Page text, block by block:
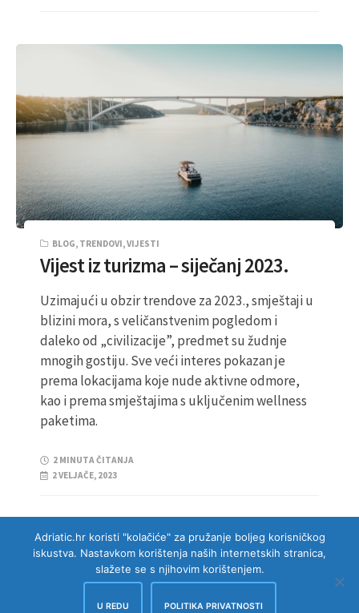
BLOG, TRENDOVI,VIJESTI
Vijest iz turizma – siječanj 2023.
Uzimajući u obzir trendove za 2023., smještaji u
blizini mora, s veličanstvenim pogledom i
daleko od „civilizacije”, predmet su žudnje
mnogih gostiju. Sve veći interes pokazan je
prema lokacijama koje nude aktivne odmore,
kao i prema smještajima s uključenim wellness
paketima.
2 MINUTA ČITANJA
2 VELJAČE, 2023
Adriatic.hr koristi "kolačiće" za pružanje boljeg korisničkog
iskustva. Nastavkom korištenja naših internetskih stranica,
slažete se s njihovim korištenjem.
U REDU POLITIKA PRIVATNOSTI